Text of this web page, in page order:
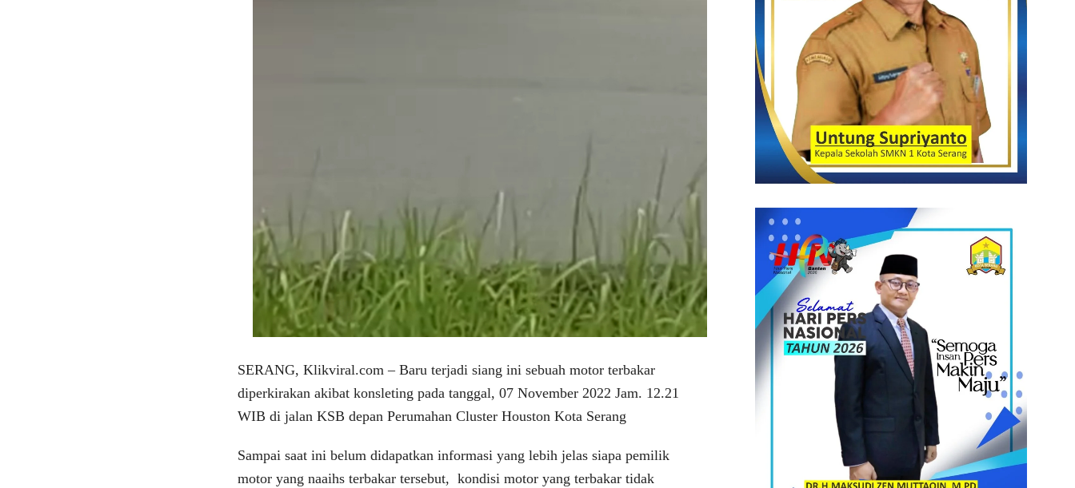
SERANG, Klikviral.com – Baru terjadi siang ini sebuah motor terbakar
diperkirakan akibat konsleting pada tanggal, 07 November 2022 Jam. 12.21
WIB di jalan KSB depan Perumahan Cluster Houston Kota Serang
Sampai saat ini belum didapatkan informasi yang lebih jelas siapa pemilik
motor yang naaihs terbakar tersebut, kondisi motor yang terbakar tidak